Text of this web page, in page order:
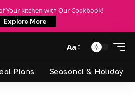
Your kitchen with Our Cookbook!
Explore More
Aa
Plans Seasonal & Holiday